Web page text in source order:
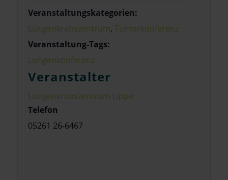
Veranstaltungskategorien:
Lungenkrebszentrum, Tumorkonferenz
Veranstaltung-Tags:
Lungenkonferenz
Veranstalter
Lungenkrebszentrum Lippe
Telefon
05261 26-6467